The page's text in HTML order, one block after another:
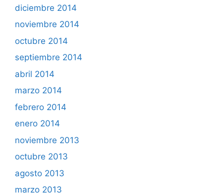
diciembre 2014
noviembre 2014
octubre 2014
septiembre 2014
abril 2014
marzo 2014
febrero 2014
enero 2014
noviembre 2013
octubre 2013
agosto 2013
marzo 2013